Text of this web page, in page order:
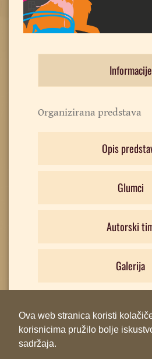
Ova web stranica koristi
korisnicima pružilo bolje
sadržaja.
Informacije
Organizirana predstava
Opis
Glumci
Autorski
Galerija